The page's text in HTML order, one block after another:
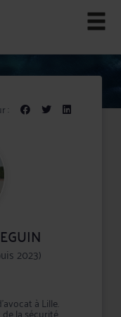
:
2023)
à Lille.
la sécurité